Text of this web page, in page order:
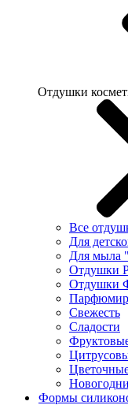
Отдушки
Все
Для
Для мыла
Отдушки
Отдушки
Свежесть
Сладости
Формы